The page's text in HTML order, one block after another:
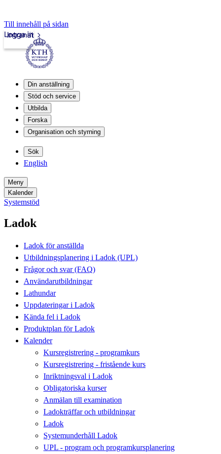
Till innehåll på sidan
Intranät
Logga in
Din anställning
Stöd och service
Utbilda
Forska
Organisation och styrning
Sök
English
Meny
Kalender
Systemstöd
Ladok
Ladok för anställda
Utbildningsplanering i Ladok (UPL)
Frågor och svar (FAQ)
Användarutbildningar
Lathundar
Uppdateringar i Ladok
Kända fel i Ladok
Produktplan för Ladok
Kalender
Kursregistrering - programkurs
Kursregistrering - fristående kurs
Inriktningsval i Ladok
Obligatoriska kurser
Anmälan till examination
Ladokträffar och utbildningar
Ladok
Systemunderhåll Ladok
UPL - program och programkursplanering